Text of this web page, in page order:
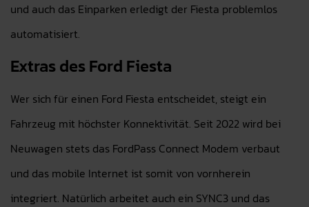
und auch das Einparken erledigt der Fiesta problemlos
automatisiert.
Extras des Ford Fiesta
Wer sich für einen Ford Fiesta entscheidet, steigt ein
Fahrzeug mit höchster Konnektivität. Seit 2022 wird bei
Neuwagen stets das FordPass Connect Modem verbaut
und das mobile Internet ist somit von vornherein
integriert. Natürlich arbeitet auch ein SYNC3 und das